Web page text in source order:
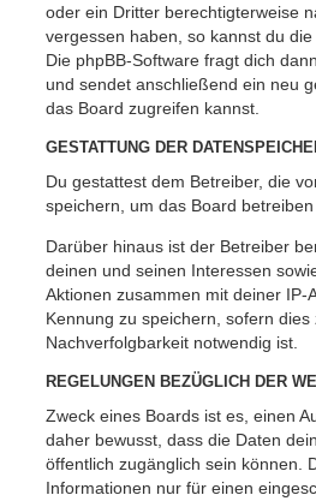
oder ein Dritter berechtigterweise
vergessen haben, so kannst du
Die phpBB-Software fragt dich
und sendet anschließend ein neu
das Board zugreifen kannst.
GESTATTUNG DER
Du gestattest dem Betreiber, die
speichern, um das Board
Darüber hinaus ist der Betreiber
deinen und seinen Interessen
Aktionen zusammen mit deiner
Kennung zu speichern, sofern
Nachverfolgbarkeit notwendig ist.
REGELUNGEN BEZÜGLICH DER
Zweck eines Boards ist es, einen
daher bewusst, dass die Daten
öffentlich zugänglich sein können.
Informationen nur für einen